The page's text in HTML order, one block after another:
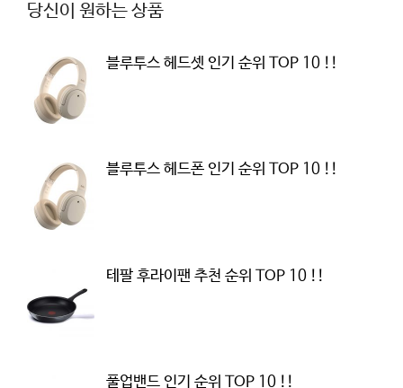
당신이 원하는 상품
블루투스 헤드셋 인기 순위 TOP 10 !!
블루투스 헤드폰 인기 순위 TOP 10 !!
테팔 후라이팬 추천 순위 TOP 10 !!
풀업밴드 인기 순위 TOP 10 !!